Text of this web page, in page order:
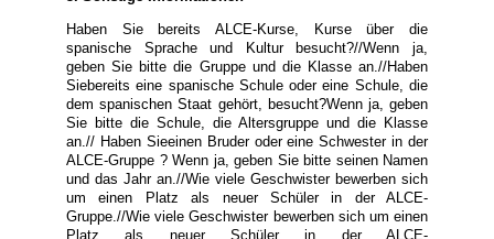
Haben Sie bereits ALCE-Kurse, Kurse über die
spanische Sprache und Kultur besucht?//Wenn ja,
geben Sie bitte die Gruppe und die Klasse an.//Haben
Siebereits eine spanische Schule oder eine Schule, die
dem spanischen Staat gehört, besucht?Wenn ja, geben
Sie bitte die Schule, die Altersgruppe und die Klasse
an.// Haben Sieeinen Bruder oder eine Schwester in der
ALCE-Gruppe ? Wenn ja, geben Sie bitte seinen Namen
und das Jahr an.//Wie viele Geschwister bewerben sich
um einen Platz als neuer Schüler in der ALCE-
Gruppe.//Wie viele Geschwister bewerben sich um einen
Platz als neuer Schüler in der ALCE-